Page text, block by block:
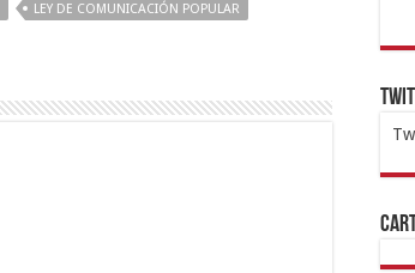
LEY DE COMUNICACIÓN POPULAR